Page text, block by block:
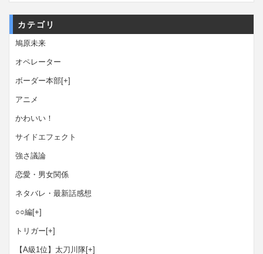
カテゴリ
鳩原未来
オペレーター
ボーダー本部[+]
アニメ
かわいい！
サイドエフェクト
強さ議論
恋愛・男女関係
ネタバレ・最新話感想
○○編[+]
トリガー [+]
【A級1位】太刀川隊[+]